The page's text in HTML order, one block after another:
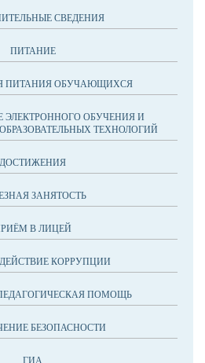
СВЕДЕНИЯ
ПИТАНИЕ
ПИТАНИЯ ОБУЧАЮЩИХСЯ
ЭЛЕКТРОННОГО ОБУЧЕНИЯ И
ТЕХНОЛОГИЙ
ДОСТИЖЕНИЯ
ЗАНЯТОСТЬ
В ЛИЦЕЙ
КОРРУПЦИИ
ПОМОЩЬ
БЕЗОПАСНОСТИ
ГИА